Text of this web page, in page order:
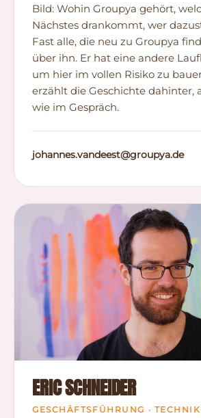
Bild: Wohin Groupya gehört,
Nächstes drankommt, wer
Fast alle, die neu zu Groupya
über ihn. Er hat eine andere
um hier im vollen Risiko zu
erzählt die Geschichte dahinter,
wie im Gespräch.
johannes.vandeest@groupya.de
ERIC SCHNEIDER
GESCHÄFTSFÜHRUNG ·